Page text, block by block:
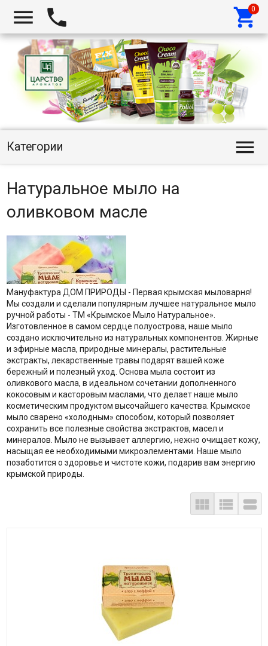
  
Категории 
Натуральное мыло на
оливковом масле
Мануфактура ДОМ ПРИРОДЫ - Первая крымская мыловарня!
Мы создали и сделали популярным лучшее натуральное мыло
ручной работы - ТМ «Крымское Мыло Натуральное».
Изготовленное в самом сердце полуострова, наше мыло
создано исключительно из натуральных компонентов. Жирные
и эфирные масла, природные минералы, растительные
экстракты, лекарственные травы подарят вашей коже
бережный и полезный уход. Основа мыла состоит из
оливкового масла, в идеальном сочетании дополненного
кокосовым и касторовым маслами, что делает наше мыло
косметическим продуктом высочайшего качества. Крымское
мыло сварено «холодным» способом, который позволяет
сохранить все полезные свойства экстрактов, масел и
минералов. Мыло не вызывает аллергию, нежно очищает кожу,
насыщая ее необходимыми микроэлементами. Наше мыло
позаботится о здоровье и чистоте кожи, подарив вам энергию
крымской природы.
  